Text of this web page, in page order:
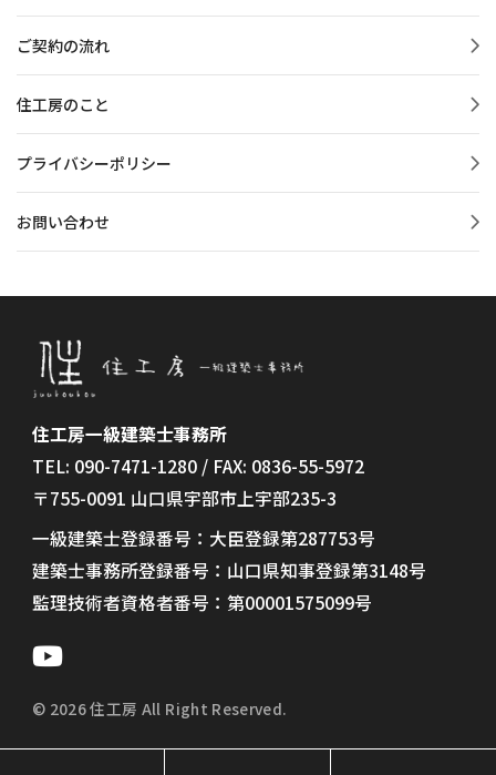
ご契約の流れ
住工房のこと
プライバシーポリシー
お問い合わせ
住工房一級建築士事務所
TEL: 090-7471-1280 / FAX: 0836-55-5972
〒755-0091 山口県宇部市上宇部235-3
一級建築士登録番号：大臣登録第287753号
建築士事務所登録番号：山口県知事登録第3148号
監理技術者資格者番号：第00001575099号
© 2026 住工房 All Right Reserved.